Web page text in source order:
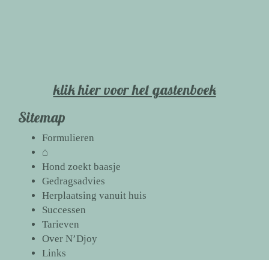
klik hier voor het gastenboek
Sitemap
Formulieren
⌂
Hond zoekt baasje
Gedragsadvies
Herplaatsing vanuit huis
Successen
Tarieven
Over N’Djoy
Links